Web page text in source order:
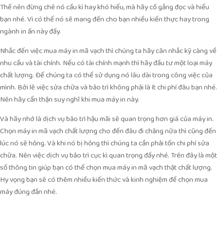
Thế nên đừng chê nó cầu kì hay khó hiểu, mà hãy cố gắng đọc và hiểu
bạn nhé. Vì có thể nó sẽ mang đến cho bạn nhiều kiến thực hay trong
ngành in ấn này đấy.
Nhắc đến việc mua máy in mã vạch thì chúng ta hãy cân nhắc kỹ càng về
nhu cầu và tài chính. Nếu có tài chính mạnh thì hãy đầu tư một loại máy
chất lượng. Để chúng ta có thể sử dụng nó lâu dài trong công việc của
mình. Bởi lẽ việc sửa chữa và bảo trì không phải là ít chi phí đâu bạn nhé.
Nên hãy cẩn thận suy nghĩ khi mua máy in này.
Và hãy nhớ là dịch vụ bảo trì hậu mãi sẽ quan trọng hơn giá của máy in.
Chọn máy in mã vạch chất lượng cho đến đâu đi chăng nữa thì cũng đến
lúc nó sẽ hỏng. Và khi nó bị hỏng thì chúng ta cần phải tốn chi phí sửa
chữa. Nên việc dịch vụ bảo trì cục kì quan trọng đấy nhé. Trên đây là một
số thông tin giúp bạn có thể chọn mua máy in mã vạch thật chất lượng.
Hy vọng bạn sẽ có thêm nhiều kiến thức và kinh nghiệm để chọn mua
máy đúng đắn nhé.